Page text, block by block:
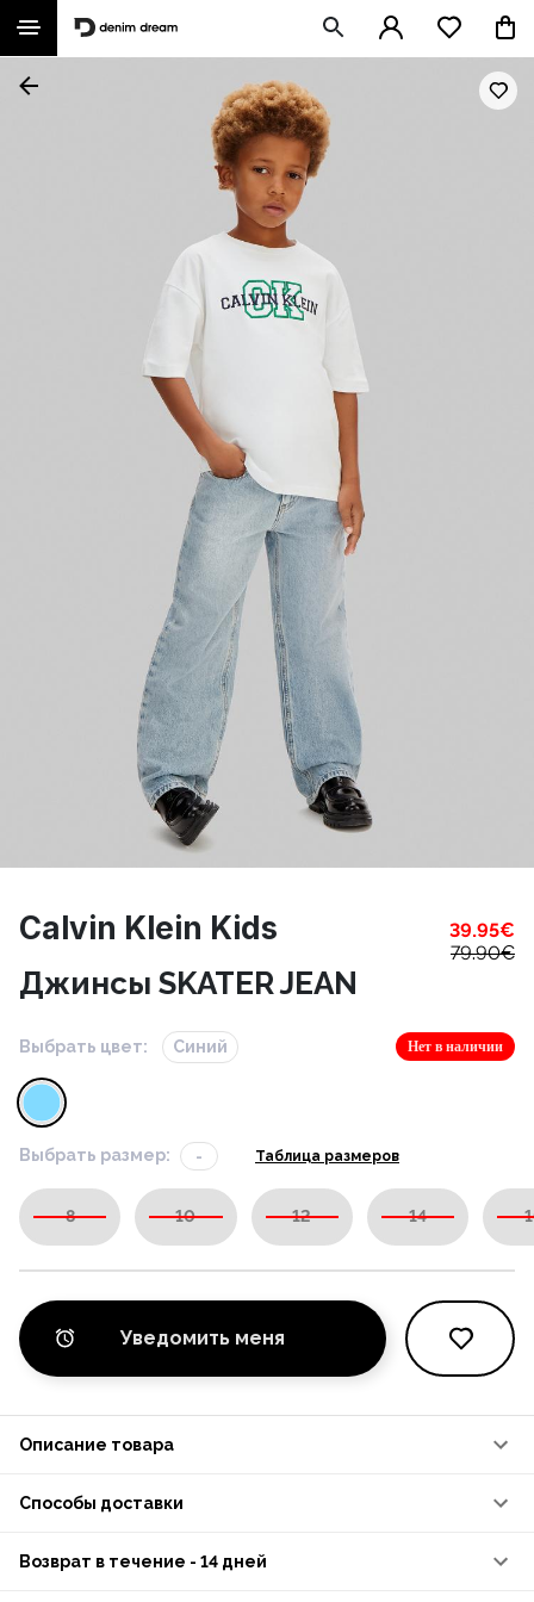
Calvin Klein Kids 39.95€
79.90€
Джинсы SKATER JEAN
Выбрать цвет: Синий Нет в наличии
Выбрать размер: - Таблица размеров
8 10 12 14
Уведомить меня
Описание товара
Способы доставки
Возврат в течение - 14 дней